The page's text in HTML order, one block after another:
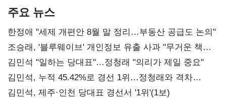
주요 뉴스
한정애 "세제 개편안 8월 말 정리…부동산 공급도 논의"
조승래, '블루웨이브' 개인정보 유출 사과 "무거운 책임
통감"
김민석 "일하는 당대표"…정청래 "의리가 제일 중요"
김민석, 누적 45.42%로 경선 1위…정청래와 격차
0.86%p(2보)
김민석, 제주·인천 당대표 경선서 '1위'(1보)